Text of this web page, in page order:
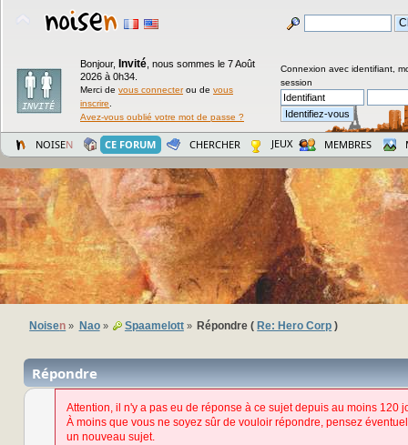
Bonjour, Invité nous sommes le 7 Août
2026 à 0h34.
Merci de vous connecterou de vous
inscrire
Avez-vous oublié votre mot de passe ?
Connexion avec identifiant,
session
NOISEN CE FORUM CHERCHER JEUX MEMBRES
Noisen » Nao» Spaamelott» Répondre ( Re: Hero Corp )
Répondre
Attention, il n'y a pas eu de réponse à ce sujet depuis au moins 120
À moins que vous ne soyez sûr de vouloir répondre, pensez
un nouveau sujet.